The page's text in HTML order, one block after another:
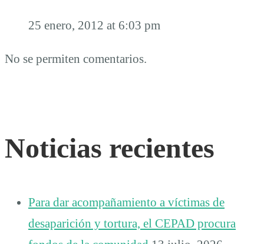
25 enero, 2012 at 6:03 pm
No se permiten comentarios.
Noticias recientes
Para dar acompañamiento a víctimas de
desaparición y tortura, el CEPAD procura